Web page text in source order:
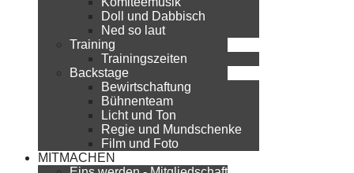
Doll und Dabbisch
Ned so laut
Training
Trainingszeiten
Backstage
Bewirtschaftung
Bühnenteam
Licht und Ton
Regie und Mundschenke
Film und Foto
MITMACHEN